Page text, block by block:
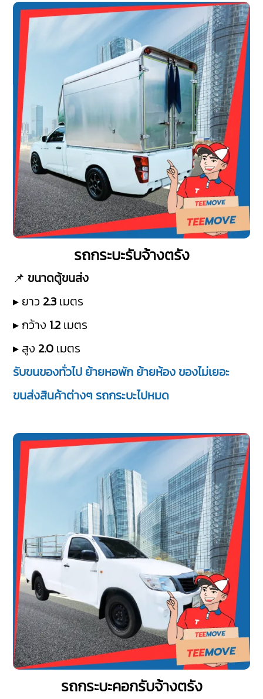
รถกระบะรับจ้างตรัง
📌 ขนาดตู้ขนส่ง
▸ ยาว 2.3 เมตร
▸ กว้าง 1.2 เมตร
▸ สูง 2.0 เมตร
รับขนของทั่วไป ย้ายหอพัก ย้ายห้อง ของไม่เยอะ
ขนส่งสินค้าต่างๆ รถกระบะไปหมด
รถกระบะคอกรับจ้างตรัง